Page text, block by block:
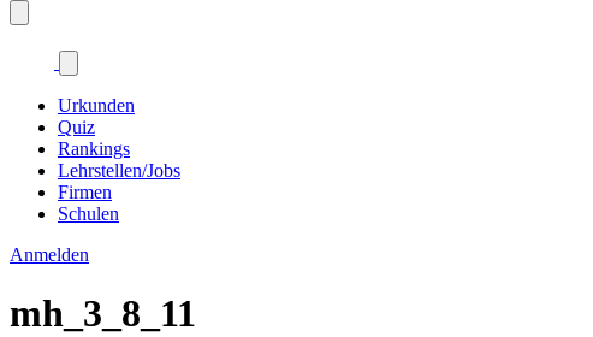
Urkunden
Quiz
Rankings
Lehrstellen/Jobs
Firmen
Schulen
Anmelden
mh_3_8_11